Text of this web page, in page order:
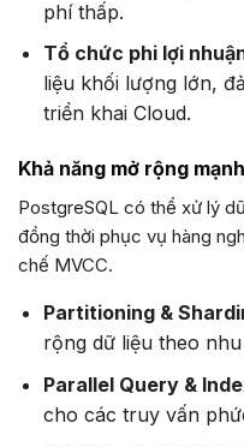
phí thấp.
Tổ chức phi lợi
liệu khối lượng lớn,
triển khai Cloud.
Khả năng mở rộng
PostgreSQL có thể xử lý
đồng thời phục vụ hàng
chế MVCC.
Partitioning &
rộng dữ liệu theo
Parallel Query &
cho các truy vấn